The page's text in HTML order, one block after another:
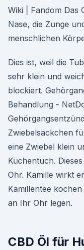
Wiki | Fandom Das
Nase, die Zunge
menschlichen
Dies ist, weil die
sehr klein und
blockiert.
Behandlung -
Zwiebelsäckchen
eine Zwiebel klein
Küchentuch.
Ohr. Kamille wirkt
Kamillentee
an Ihr Ohr legen.
CBD Öl für